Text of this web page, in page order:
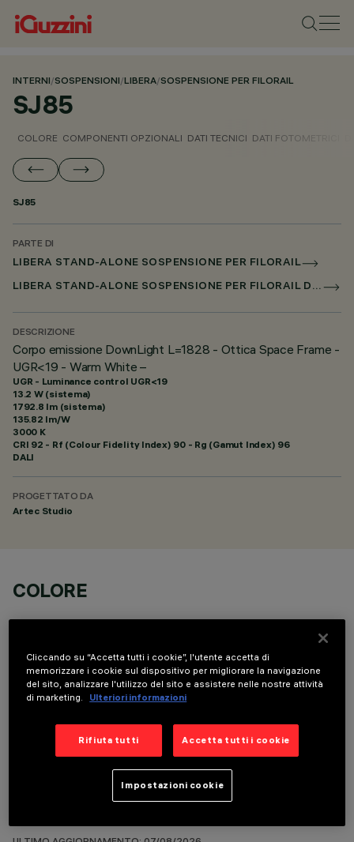
INTERNI/SOSPENSIONI/LIBERA/SOSPENSIONE PER FILORAIL
SJ85
COLORE COMPONENTI OPZIONALI DATI TECNICI DATI FOTOMETRICI
SJ85
PARTE DI
LIBERA STAND-ALONE SOSPENSIONE PER FILORAIL
LIBERA STAND-ALONE SOSPENSIONE PER FILORAIL DALI POWERLINE
DESCRIZIONE
Corpo emissione DownLight L=1828 - Ottica Space Frame -
UGR<19 - Warm White –
UGR - Luminance control UGR<19
13.2 W (sistema)
1792.8 lm (sistema)
135.82 lm/W
3000 K
CRI 92 - Rf (Colour Fidelity Index) 90 - Rg (Gamut Index) 96
DALI
PROGETTATO DA
Artec Studio
COLORE
COMPONENTI OPZIONALI
Cliccando su “Accetta tutti i cookie”, l'utente accetta di
memorizzare i cookie sul dispositivo per migliorare la navigazione
del sito, analizzare l'utilizzo del sito e assistere nelle nostre attività
di marketing.
Ulteriori informazioni
Rifiuta tutti Accetta tutti i cookie
Impostazioni cookie